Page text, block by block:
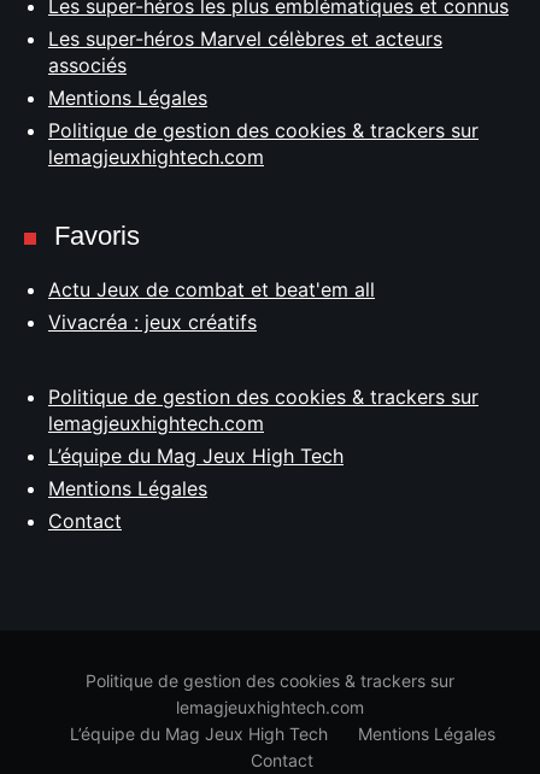
Les super-héros les plus emblématiques et connus
Les super-héros Marvel célèbres et acteurs
associés
Mentions Légales
Politique de gestion des cookies & trackers sur
lemagjeuxhightech.com
Favoris
Actu Jeux de combat et beat'em all
Vivacréa : jeux créatifs
Politique de gestion des cookies & trackers sur
lemagjeuxhightech.com
L’équipe du Mag Jeux High Tech
Mentions Légales
Contact
Politique de gestion des cookies & trackers sur
lemagjeuxhightech.com
L’équipe du Mag Jeux High Tech
Mentions Légales
Contact